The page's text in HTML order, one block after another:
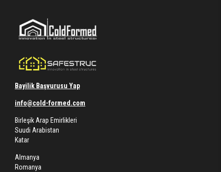
Bayilik Başvurusu Yap
info@cold-formed.com
Birleşik Arap Emirlikleri
Suudi Arabistan
Katar
Almanya
Romanya